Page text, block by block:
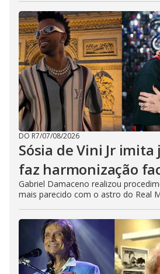
DO R7/07/08/2026
Sósia de Vini Jr imita
faz harmonização
Gabriel Damaceno realizou
mais parecido com o astro do Real